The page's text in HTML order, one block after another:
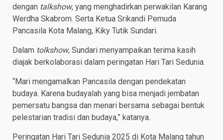
dengan talkshow, yang menghadirkan perwakilan Karang
Werdha Skabrom. Serta Ketua Srikandi Pemuda
Pancasila Kota Malang, Kiky Tutik Sundari.
Dalam tolkshow, Sundari menyampaikan terima kasih
diajak berkolaborasi dalam peringatan Hari Tari Sedunia.
“Mari mengamalkan Pancasila dengan pendekatan
budaya. Karena budayalah yang bisa menjadi jembatan
pemersatu bangsa dan menari bersama sebagai bentuk
pelestarian tradisi dan budaya,” katanya.
Peringatan Hari Tari Sedunia 2025 di Kota Malang tahun